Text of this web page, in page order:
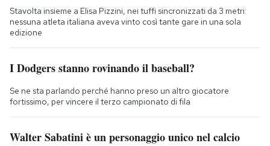
Stavolta insieme a Elisa Pizzini, nei tuffi sincronizzati da 3 metri:
nessuna atleta italiana aveva vinto così tante gare in una sola
edizione
I Dodgers stanno rovinando il baseball?
Se ne sta parlando perché hanno preso un altro giocatore
fortissimo, per vincere il terzo campionato di fila
Walter Sabatini è un personaggio unico nel calcio